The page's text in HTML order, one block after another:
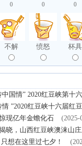
0
不解
0
愤怒
0
杯具
国情” 2020红豆峡第十
”2020红豆峡十六届红
现亿年金蟾化石
(2025-
晓，山西红豆峡澳涞山
想在这里过七夕！